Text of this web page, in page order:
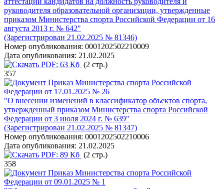
руководителя образовательной организации, утвержденные
приказом Министерства спорта Российской Федерации от 16
августа 2013 г. № 642"
(Зарегистрирован 21.02.2025 № 81346)
Номер опубликования: 0001202502210009
Дата опубликования: 21.02.2025
PDF: 63 Кб (2 стр.)
357
Приказ Министерства спорта Российской
Федерации от 17.01.2025 № 26
"О внесении изменений в классификатор объектов спорта,
утвержденный приказом Министерства спорта Российской
Федерации от 3 июля 2024 г. № 639"
(Зарегистрирован 21.02.2025 № 81347)
Номер опубликования: 0001202502210006
Дата опубликования: 21.02.2025
PDF: 89 Кб (2 стр.)
358
Приказ Министерства спорта Российской
Федерации от 09.01.2025 № 1